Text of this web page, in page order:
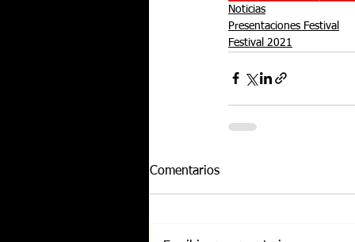
Noticias
Presentaciones Festival
Festival 2021
Comentarios